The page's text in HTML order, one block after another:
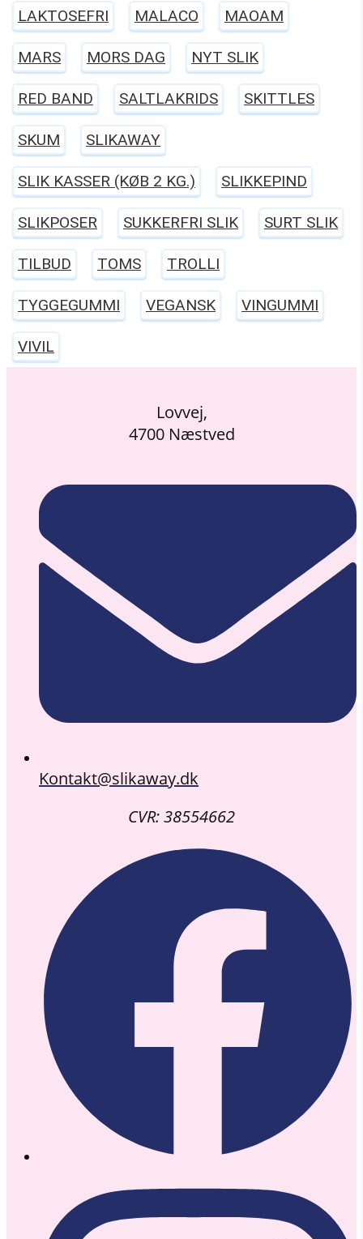
LAKTOSEFRI MALACO MAOAM
MARS MORS DAG NYT SLIK
RED BAND SALTLAKRIDS SKITTLES
SKUM SLIKAWAY
SLIK KASSER (KØB 2 KG.) SLIKKEPIND
SLIKPOSER SUKKERFRI SLIK SURT SLIK
TILBUD TOMS TROLLI
TYGGEGUMMI VEGANSK VINGUMMI
VIVIL
Lovvej,
4700 Næstved
Kontakt@slikaway.dk
CVR: 38554662